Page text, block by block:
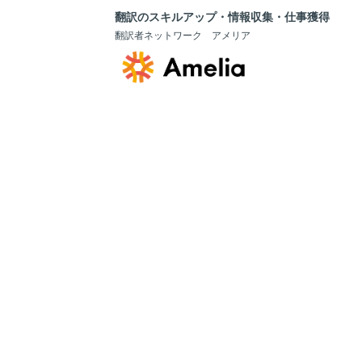
翻訳のスキルアップ・情報収集・仕事獲得
翻訳者ネットワーク アメリア